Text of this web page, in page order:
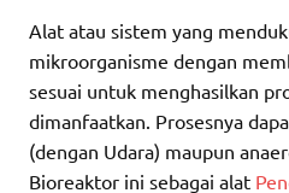
Alat atau sistem yang
mikroorganisme dengan
sesuai untuk menghasilkan
dimanfaatkan. Prosesnya
(dengan Udara) maupun
Bioreaktor ini sebagai alat